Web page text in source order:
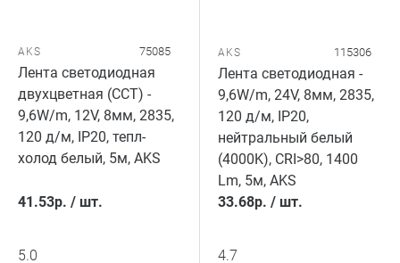
AKS 75085
Лента светодиодная
двухцветная (CCT) -
9,6W/m, 12V, 8мм, 2835,
120 д/м, IP20, тепл-
холод белый, 5м, AKS
41.53р. / шт.
5.0
AKS 115306
Лента светодиодная -
9,6W/m, 24V, 8мм, 2835,
120 д/м, IP20,
нейтральный белый
(4000K), CRI>80, 1400
Lm, 5м, AKS
33.68р. / шт.
4.7